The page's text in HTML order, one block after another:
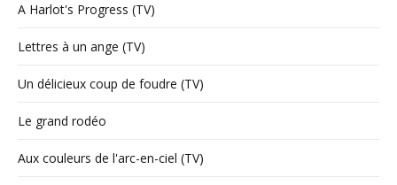
A Harlot's Progress (TV)
Lettres à un ange (TV)
Un délicieux coup de foudre (TV)
Le grand rodéo
Aux couleurs de l'arc-en-ciel (TV)